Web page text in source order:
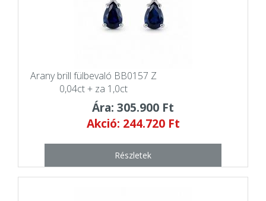
Arany brill fülbevaló BB0157 Z
0,04ct + za 1,0ct
Ára: 305.900 Ft
Akció: 244.720 Ft
Részletek